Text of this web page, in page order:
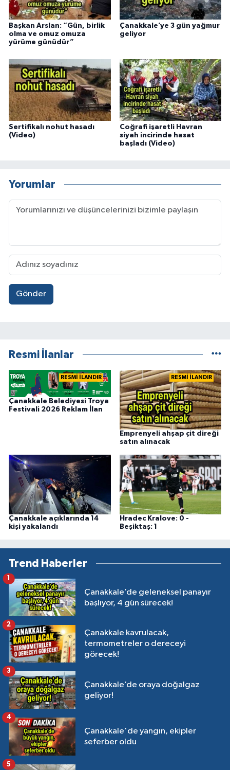
Başkan Arslan: “Gün, birlik
olma ve omuz omuza
yürüme günüdür”
Çanakkale’ye 3 gün yağmur
geliyor
Sertifikalı nohut hasadı
(Video)
Coğrafi işaretli Havran
siyah incirinde hasat
başladı (Video)
Yorumlar
Gönder
Resmi İlanlar
RESMİ İLANDIR
Çanakkale Belediyesi Troya
Festivali 2026 Reklam İlan
RESMİ İLANDIR
Emprenyeli ahşap çit direği
satın alınacak
Çanakkale açıklarında 14
kişi yakalandı
Hradec Kralove: 0 -
Beşiktaş: 1
Trend Haberler
Çanakkale’de geleneksel panayır
başlıyor, 4 gün sürecek!
Çanakkale kavrulacak,
termometreler o dereceyi
görecek!
2
Çanakkale’de oraya doğalgaz
geliyor!
3
Çanakkale'de yangın, ekipler
seferber oldu
4
5